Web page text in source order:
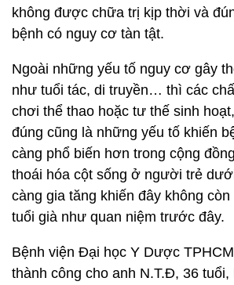
không được chữa trị kịp thời và
bệnh có nguy cơ tàn tật.
Ngoài những yếu tố nguy cơ gây
như tuổi tác, di truyền… thì các
chơi thể thao hoặc tư thế sinh
đúng cũng là những yếu tố khiến
càng phổ biến hơn trong cộng
thoái hóa cột sống ở người trẻ
càng gia tăng khiến đây không
tuổi già như quan niệm trước đây.
Bệnh viện Đại học Y Dược
thành công cho anh N.T.Đ, 36 tuổi,